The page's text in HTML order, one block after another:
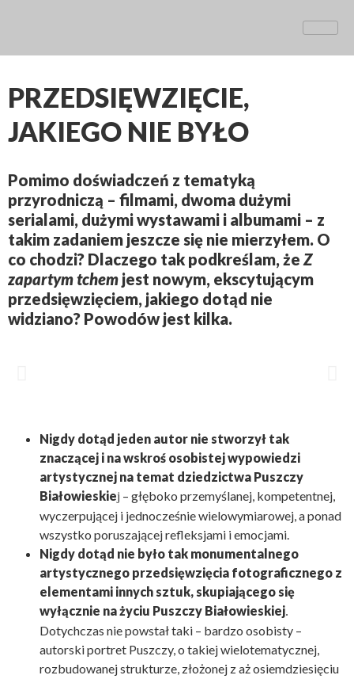
PRZEDSIĘWZIĘCIE,
JAKIEGO NIE BYŁO
Pomimo doświadczeń z tematyką
przyrodniczą – filmami, dwoma dużymi
serialami, dużymi wystawami i albumami – z
takim zadaniem jeszcze się nie mierzyłem. O
co chodzi? Dlaczego tak podkreślam, że Z
zapartym tchem jest nowym, ekscytującym
przedsięwzięciem, jakiego dotąd nie
widziano? Powodów jest kilka.
Nigdy dotąd jeden autor nie stworzył tak
znaczącej i na wskroś osobistej wypowiedzi
artystycznej na temat dziedzictwa Puszczy
Białowieskiej – głęboko przemyślanej, kompetentnej,
wyczerpującej i jednocześnie wielowymiarowej, a ponad
wszystko poruszającej refleksjami i emocjami.
Nigdy dotąd nie było tak monumentalnego
artystycznego przedsięwzięcia fotograficznego z
elementami innych sztuk, skupiającego się
wyłącznie na życiu Puszczy Białowieskiej.
Dotychczas nie powstał taki – bardzo osobisty –
autorski portret Puszczy, o takiej wielotematycznej,
rozbudowanej strukturze, złożonej z aż osiemdziesięciu